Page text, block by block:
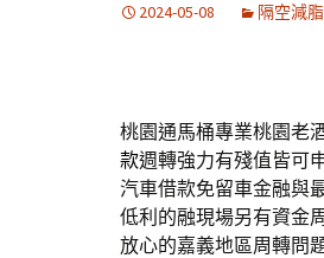
2024-05-08 隔空減脂
桃園通馬桶專業桃園老
款週轉強力有殘值皆可
汽車借款免留車金融與
低利的融現場另有資金
放心的嘉義地區周轉問